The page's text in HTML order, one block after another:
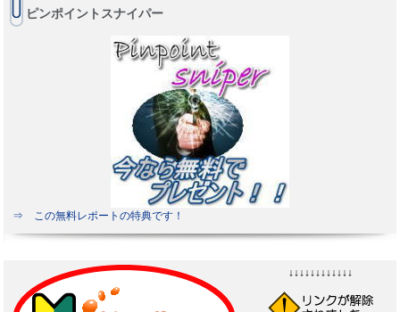
ピンポイントスナイパー
⇒ この無料レポートの特典です！
↓↓↓↓↓↓↓↓↓↓↓↓